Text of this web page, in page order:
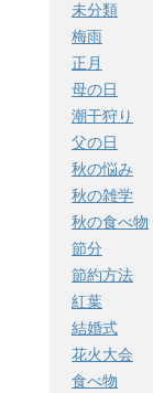
未分類
梅雨
正月
母の日
潮干狩り
父の日
秋の悩み
秋の雑学
秋の食べ物
節分
節約方法
紅葉
結婚式
花火大会
食べ物